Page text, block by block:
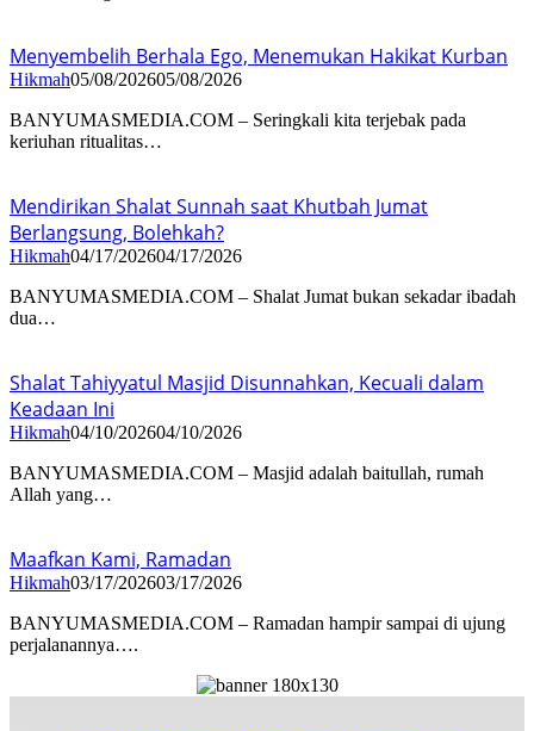
Menyembelih Berhala Ego, Menemukan Hakikat Kurban
Hikmah05/08/202605/08/2026
BANYUMASMEDIA.COM – Seringkali kita terjebak pada
keriuhan ritualitas…
Mendirikan Shalat Sunnah saat Khutbah Jumat
Berlangsung, Bolehkah?
Hikmah04/17/202604/17/2026
BANYUMASMEDIA.COM – Shalat Jumat bukan sekadar ibadah
dua…
Shalat Tahiyyatul Masjid Disunnahkan, Kecuali dalam
Keadaan Ini
Hikmah04/10/202604/10/2026
BANYUMASMEDIA.COM – Masjid adalah baitullah, rumah
Allah yang…
Maafkan Kami, Ramadan
Hikmah03/17/202603/17/2026
BANYUMASMEDIA.COM – Ramadan hampir sampai di ujung
perjalanannya….